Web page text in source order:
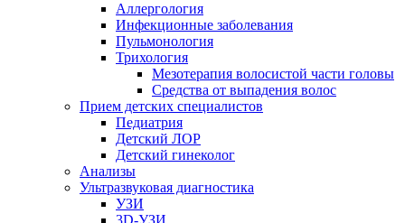
Аллергология
Инфекционные заболевания
Пульмонология
Трихология
Мезотерапия волосистой части головы
Средства от выпадения волос
Прием детских специалистов
Педиатрия
Детский ЛОР
Детский гинеколог
Анализы
Ультразвуковая диагностика
УЗИ
3D-УЗИ